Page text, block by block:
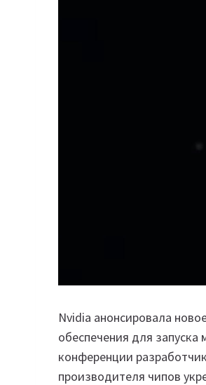
Nvidia анонсировала
обеспечения для запуска
конференции
производителя чипов